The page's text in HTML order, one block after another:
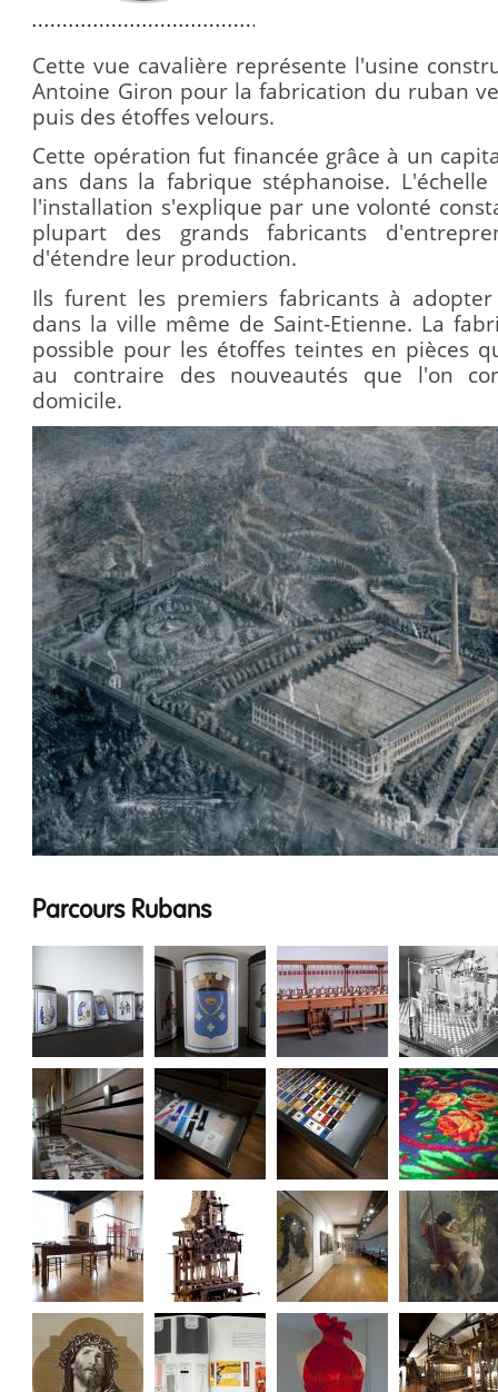
Cette vue cavalière représente l'usine
Antoine Giron pour la fabrication du ruban
puis des étoffes velours.
Cette opération fut financée grâce à un
ans dans la fabrique stéphanoise.
l'installation s'explique par une volonté
plupart des grands fabricants
d'étendre leur production.
Ils furent les premiers fabricants à
dans la ville même de Saint-Etienne. La
possible pour les étoffes teintes en pièces
au contraire des nouveautés que l'on
domicile.
Parcours Rubans